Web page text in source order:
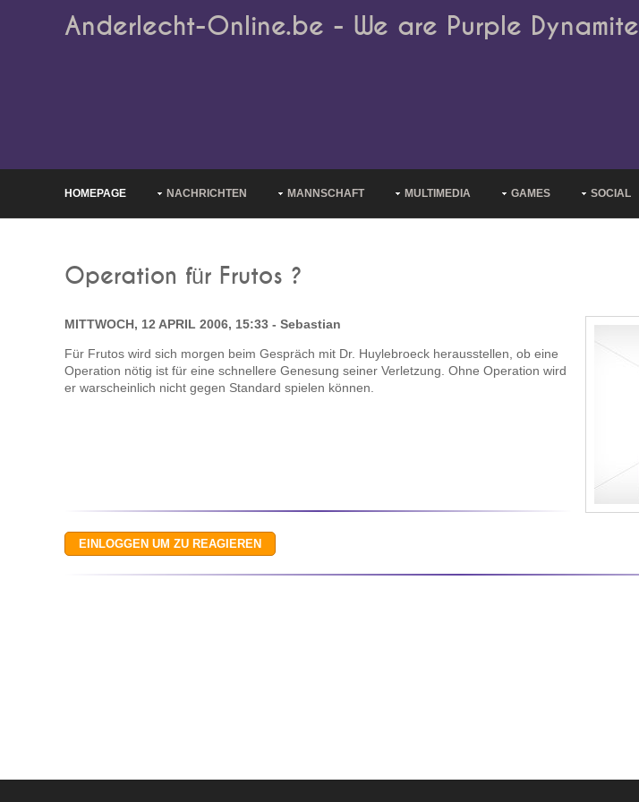
Anderlecht-Online.be - We are Purple Dynamite
HOMEPAGE NACHRICHTEN MANNSCHAFT MULTIMEDIA GAMES SOCIAL
Operation für Frutos ?
MITTWOCH, 12 APRIL 2006, 15:33 - Sebastian
Für Frutos wird sich morgen beim Gespräch mit Dr. Huylebroeck herausstellen, ob eine
Operation nötig ist für eine schnellere Genesung seiner Verletzung. Ohne Operation wird
er warscheinlich nicht gegen Standard spielen können.